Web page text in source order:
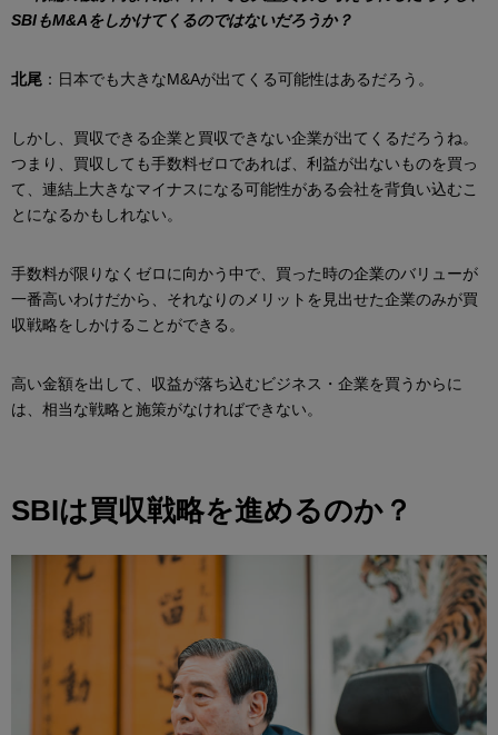
SBIもM&Aをしかけてくるのではないだろうか？
北尾 ：日本でも大きなM&Aが出てくる可能性はあるだろう。
しかし、買収できる企業と買収できない企業が出てくるだろうね。
つまり、買収しても手数料ゼロであれば、利益が出ないものを買っ
て、連結上大きなマイナスになる可能性がある会社を背負い込むこ
とになるかもしれない。
手数料が限りなくゼロに向かう中で、買った時の企業のバリューが
一番高いわけだから、それなりのメリットを見出せた企業のみが買
収戦略をしかけることができる。
高い金額を出して、収益が落ち込むビジネス・企業を買うからに
は、相当な戦略と施策がなければできない。
SBIは買収戦略を進めるのか？